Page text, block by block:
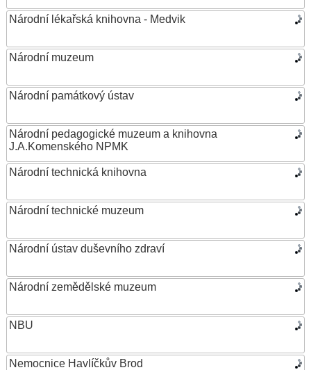
Národní lékařská knihovna - Medvik
Národní muzeum
Národní památkový ústav
Národní pedagogické muzeum a knihovna
J.A.Komenského NPMK
Národní technická knihovna
Národní technické muzeum
Národní ústav duševního zdraví
Národní zemědělské muzeum
NBU
Nemocnice Havlíčkův Brod